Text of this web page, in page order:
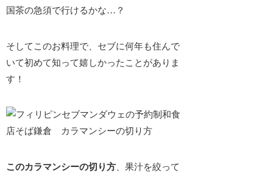
国茶の急須で行けるかな…？
そしてこのお料理で、セブに何年も住んで
いて初めて知って嬉しかったことがありま
す！
このカラマンシーの切り方 、果汁を絞って